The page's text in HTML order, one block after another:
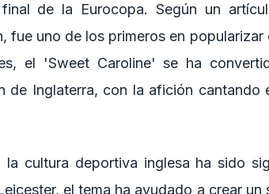
de la Eurocopa. Según un
fue uno de los primeros en popularizar
el 'Sweet Caroline' se ha
de Inglaterra, con la afición cantando
cultura deportiva inglesa ha sido
el tema ha ayudado a crear un